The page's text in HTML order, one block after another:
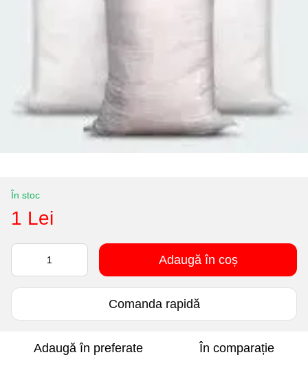
În stoc
1 Lei
Adaugă în coș
Comanda rapidă
Adaugă în preferate În comparație